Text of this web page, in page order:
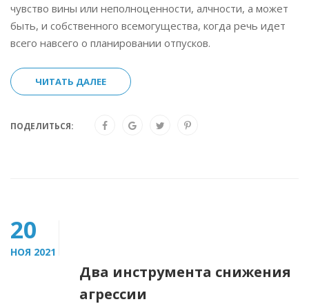
чувство вины или неполноценности, алчности, а может
быть, и собственного всемогущества, когда речь идет
всего навсего о планировании отпусков.
ЧИТАТЬ ДАЛЕЕ
ПОДЕЛИТЬСЯ:
20
НОЯ 2021
Два инструмента снижения
агрессии